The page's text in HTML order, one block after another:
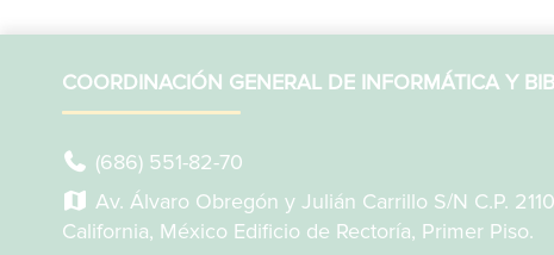
COORDINACIÓN GENERAL DE INFORMÁTICA Y
(686) 551-82-70
Av. Álvaro Obregón y Julián Carrillo S/N C.P.
California, México Edificio de Rectoría, Primer Piso.